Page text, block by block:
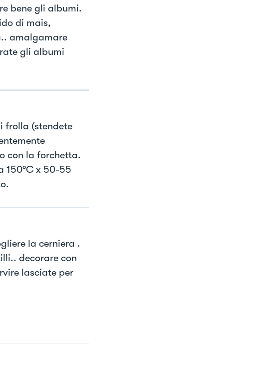
bene gli albumi.
di mais,
amalgamare
gli albumi
frolla (stendete
con la forchetta.
150°C x 50-55
la cerniera .
decorare con
lasciate per